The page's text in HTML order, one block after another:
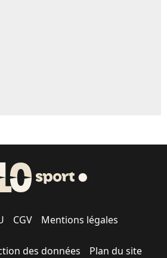
CGV Mentions légales
des données Plan du site